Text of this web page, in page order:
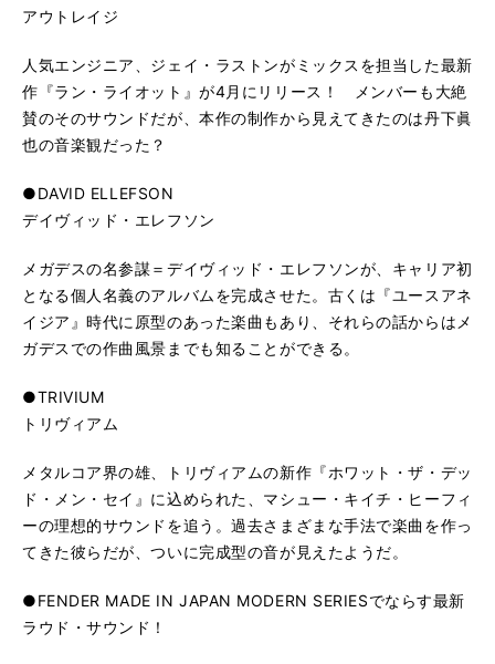
アウトレイジ
人気エンジニア、ジェイ・ラストンがミックスを担当した最新
作『ラン・ライオット』が4月にリリース！ メンバーも大絶
賛のそのサウンドだが、本作の制作から見えてきたのは丹下眞
也の音楽観だった？
●DAVID ELLEFSON
デイヴィッド・エレフソン
メガデスの名参謀＝デイヴィッド・エレフソンが、キャリア初
となる個人名義のアルバムを完成させた。古くは『ユースアネ
イジア』時代に原型のあった楽曲もあり、それらの話からはメ
ガデスでの作曲風景までも知ることができる。
●TRIVIUM
トリヴィアム
メタルコア界の雄、トリヴィアムの新作『ホワット・ザ・デッ
ド・メン・セイ』に込められた、マシュー・キイチ・ヒーフィ
ーの理想的サウンドを追う。過去さまざまな手法で楽曲を作っ
てきた彼らだが、ついに完成型の音が見えたようだ。
●FENDER MADE IN JAPAN MODERN SERIESでならす最新
ラウド・サウンド！